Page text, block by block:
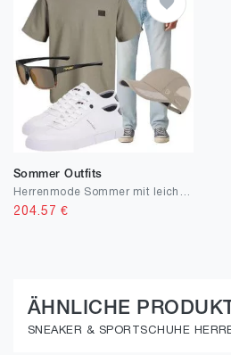
Sommer Outfits
204.57 €
ÄHNLICHE
SNEAKER & SPORTSCHUHE